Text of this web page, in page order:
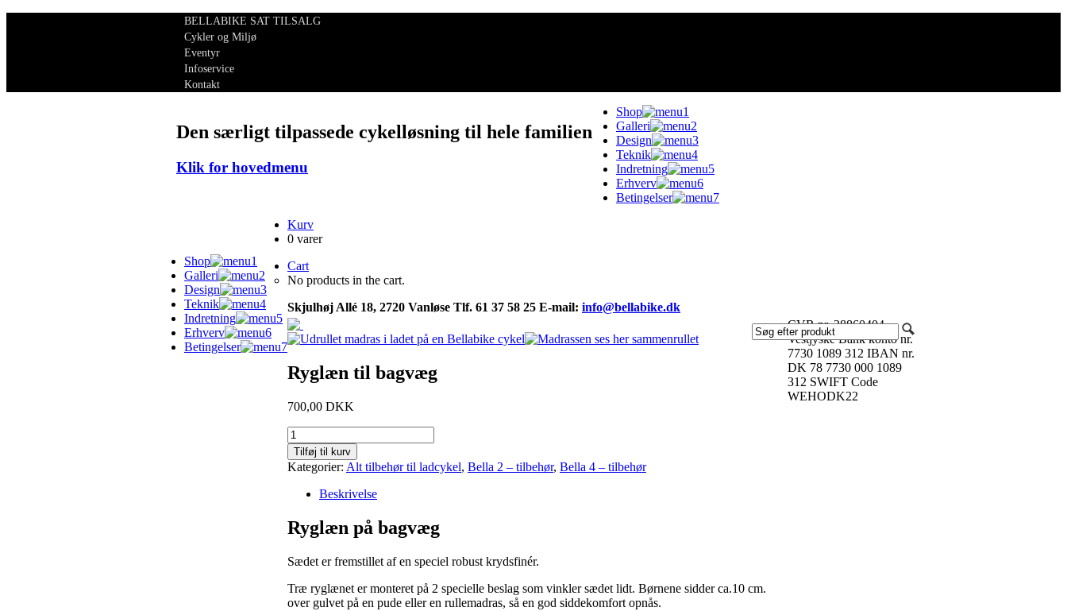
BELLABIKE SAT TILSALG
Cykler og Miljø
Eventyr
Infoservice
Kontakt
Den særligt tilpassede cykelløsning til hele familien
Klik for hovedmenu
Shop
Galleri
Design
Teknik
Indretning
Erhverv
Betingelser
Shop
Galleri
Design
Teknik
Indretning
Erhverv
Betingelser
Kurv
0 varer
Cart
No products in the cart.
Ryglæn til bagvæg
700,00 DKK
Tilføj til kurv
Kategorier: Alt tilbehør til ladcykel, Bella 2 – tilbehør, Bella 4 – tilbehør
Beskrivelse
Ryglæn på bagvæg
Sædet er fremstillet af en speciel robust krydsfinér.
Træ ryglænet er monteret på 2 specielle beslag som vinkler sædet lidt. Børnene sidder ca.10 cm.
over gulvet på en pude eller en rullemadras, så en god siddekomfort opnås.
Skjulhøj Allé 18, 2720 Vanløse Tlf. 61 37 58 25 E-mail: info@bellabike.dk
CVR nr. 28860404
Vestjyske Bank konto nr.
7730 1089 312 IBAN nr.
DK 78 7730 000 1089
312 SWIFT Code
WEHODK22